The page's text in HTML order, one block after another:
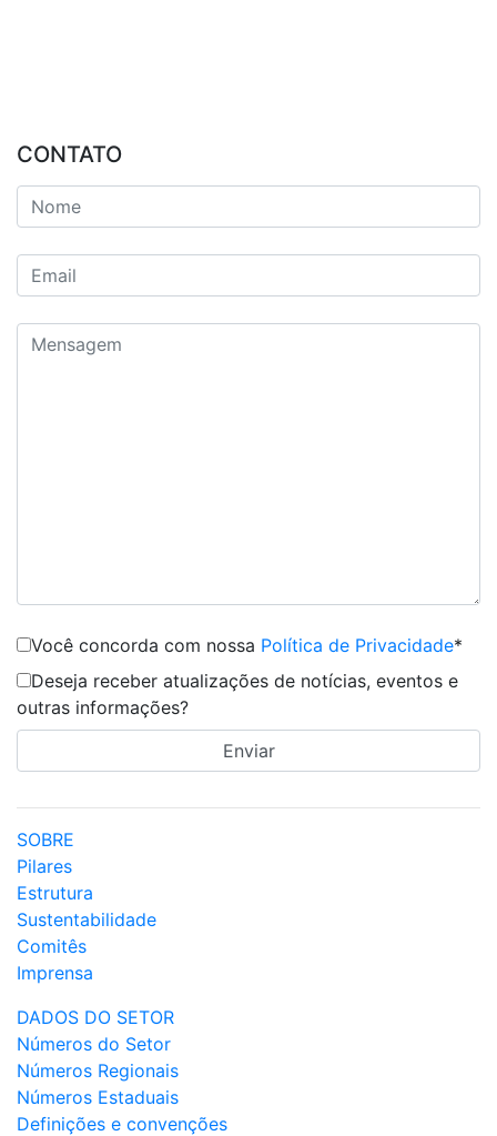
CONTATO
Você concorda com nossa Política de Privacidade*
Deseja receber atualizações de notícias, eventos e
outras informações?
SOBRE
Pilares
Estrutura
Sustentabilidade
Comitês
Imprensa
DADOS DO SETOR
Números do Setor
Números Regionais
Números Estaduais
Definições e convenções